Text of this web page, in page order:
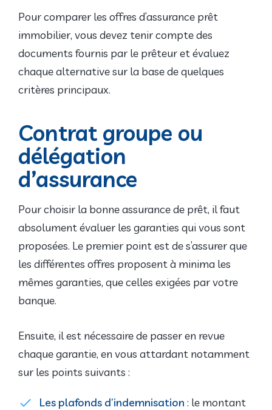
Pour comparer les offres d’assurance prêt
immobilier, vous devez tenir compte des
documents fournis par le prêteur et évaluez
chaque alternative sur la base de quelques
critères principaux.
Contrat groupe ou
délégation
d’assurance
Pour choisir la bonne assurance de prêt, il faut
absolument évaluer les garanties qui vous sont
proposées. Le premier point est de s’assurer que
les différentes offres proposent à minima les
mêmes garanties, que celles exigées par votre
banque.
Ensuite, il est nécessaire de passer en revue
chaque garantie, en vous attardant notamment
sur les points suivants :
Les plafonds d’indemnisation : le montant